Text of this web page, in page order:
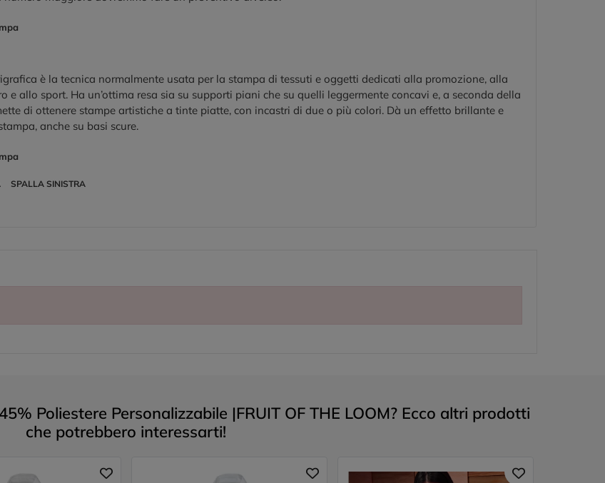
è la tecnica normalmente usata per la stampa di tessuti e oggetti dedicati alla promozione, alla
e allo sport. Ha un’ottima resa sia su supporti piani che su quelli leggermente concavi e, a seconda della
di ottenere stampe artistiche a tinte piatte, con incastri di due o più colori. Dà un effetto brillante e
anche su basi scure.
SPALLA SINISTRA
Poliestere Personalizzabile |FRUIT OF THE LOOM? Ecco altri prodotti
che potrebbero interessarti!